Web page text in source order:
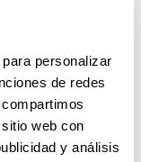
personalizar
de redes
web con
y análisis
€188.00
€235.00